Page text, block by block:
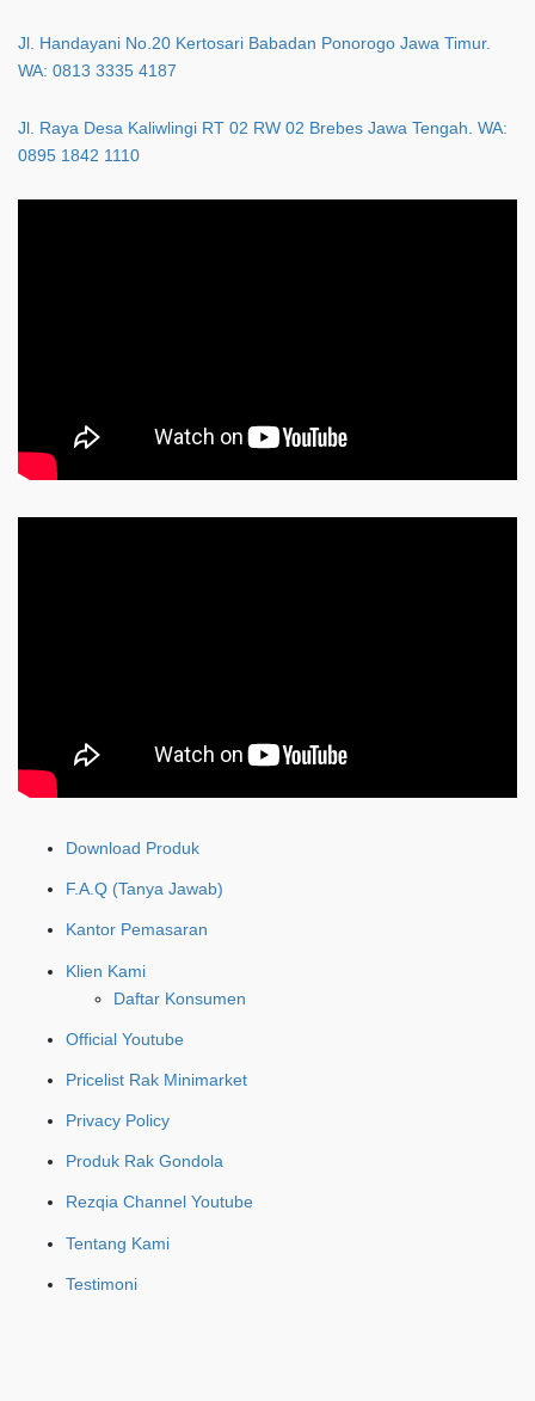
Jl. Handayani No.20 Kertosari Babadan Ponorogo Jawa Timur.
WA: 0813 3335 4187
Jl. Raya Desa Kaliwlingi RT 02 RW 02 Brebes Jawa Tengah. WA:
0895 1842 1110
Download Produk
F.A.Q (Tanya Jawab)
Kantor Pemasaran
Klien Kami
Daftar Konsumen
Official Youtube
Pricelist Rak Minimarket
Privacy Policy
Produk Rak Gondola
Rezqia Channel Youtube
Tentang Kami
Testimoni